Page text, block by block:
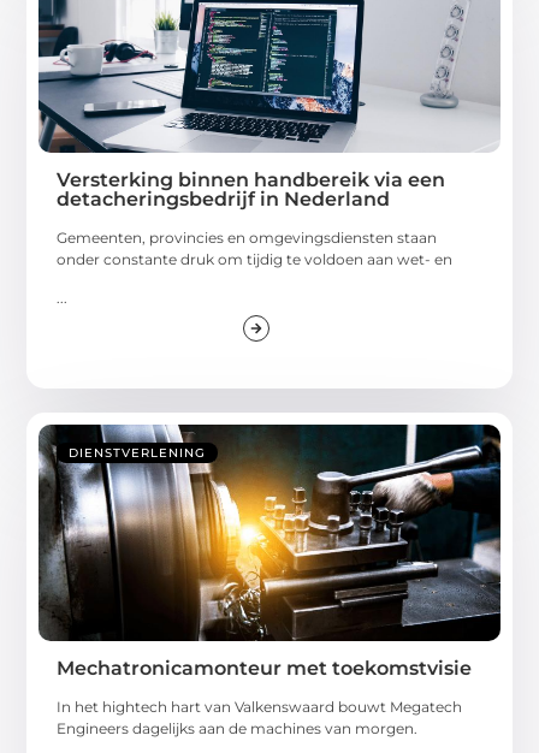
Versterking binnen handbereik via een
detacheringsbedrijf in Nederland
Gemeenten, provincies en omgevingsdiensten staan
onder constante druk om tijdig te voldoen aan wet- en
...
DIENSTVERLENING
Mechatronicamonteur met toekomstvisie
In het hightech hart van Valkenswaard bouwt Megatech
Engineers dagelijks aan de machines van morgen.